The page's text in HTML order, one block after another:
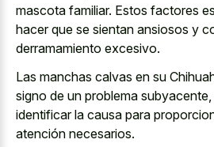
mascota familiar. Estos factores
hacer que se sientan ansiosos y
derramamiento excesivo.
Las manchas calvas en su
signo de un problema
identificar la causa para
atención necesarios.